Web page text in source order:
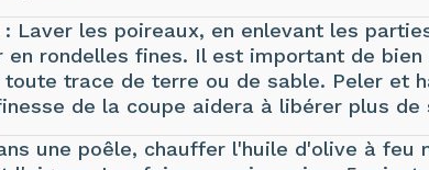
: Laver les poireaux, en enlevant les
en rondelles fines. Il est important de bien
trace de terre ou de sable. Peler et
de la coupe aidera à libérer plus de
une poêle, chauffer l'huile d'olive à feu